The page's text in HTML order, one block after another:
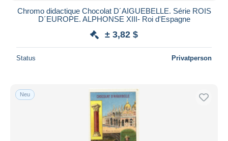
Chromo didactique Chocolat D´AIGUEBELLE. Série ROIS
D´EUROPE. ALPHONSE XIII- Roi d'Espagne
± 3,82 $
Status Privatperson
Neu